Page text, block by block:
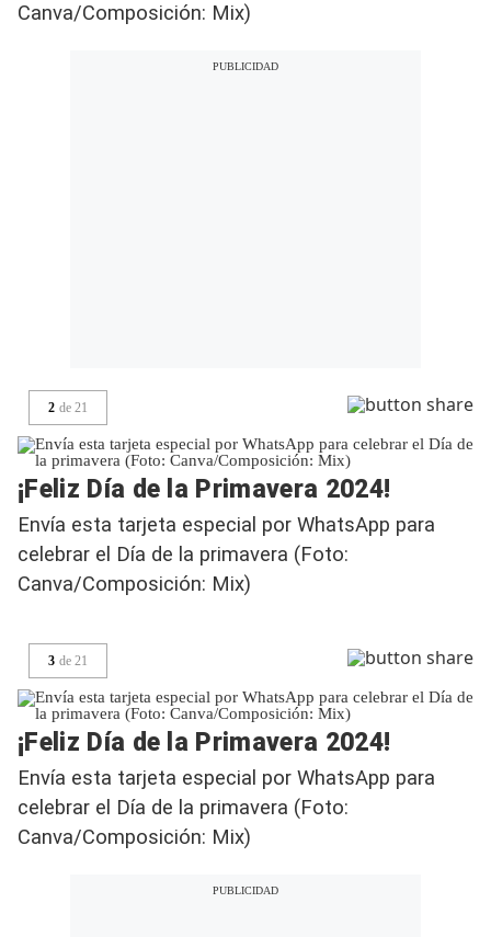
Canva/Composición: Mix)
2 de 21
¡Feliz Día de la Primavera 2024!
Envía esta tarjeta especial por WhatsApp para
celebrar el Día de la primavera (Foto:
Canva/Composición: Mix)
3 de 21
¡Feliz Día de la Primavera 2024!
Envía esta tarjeta especial por WhatsApp para
celebrar el Día de la primavera (Foto:
Canva/Composición: Mix)